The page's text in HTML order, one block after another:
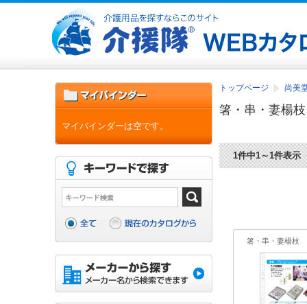
トップページ 尚美
箸・串・妻楊枝
1件中1～1件表示
箸・串・妻楊枝
マイバインダーは空です。